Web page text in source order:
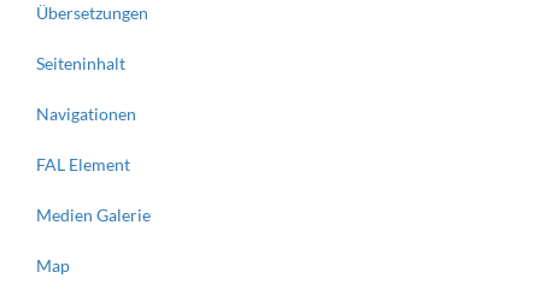
Übersetzungen
Seiteninhalt
Navigationen
FAL Element
Medien Galerie
Map